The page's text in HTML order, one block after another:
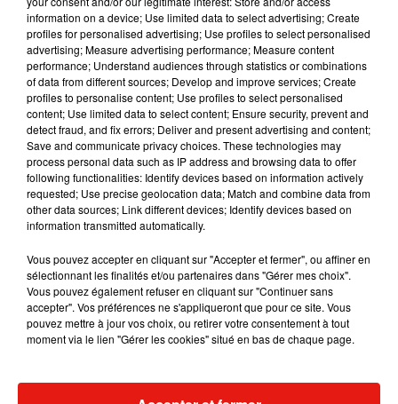
Musique
5 août 2026
Benny Blanco invite Selena Gomez et
Becky G sur son nouveau single
31 juillet 2026
Escapade à Guadalajara
information on a device; Use limited data to select advertising; Create
profiles for personalised advertising; Use profiles to select personalised
advertising; Measure advertising performance; Measure content
performance; Understand audiences through statistics or combinations
of data from different sources; Develop and improve services; Create
profiles to personalise content; Use profiles to select personalised
content; Use limited data to select content; Ensure security, prevent and
detect fraud, and fix errors; Deliver and present advertising and content;
Save and communicate privacy choices. These technologies may
process personal data such as IP address and browsing data to offer
following functionalities: Identify devices based on information actively
requested; Use precise geolocation data; Match and combine data from
other data sources; Link different devices; Identify devices based on
information transmitted automatically.
Vous pouvez accepter en cliquant sur "Accepter et fermer", ou affiner en
sélectionnant les finalités et/ou partenaires dans "Gérer mes choix".
Vous pouvez également refuser en cliquant sur "Continuer sans
accepter". Vos préférences ne s'appliqueront que pour ce site. Vous
pouvez mettre à jour vos choix, ou retirer votre consentement à tout
moment via le lien "Gérer les cookies" situé en bas de chaque page.